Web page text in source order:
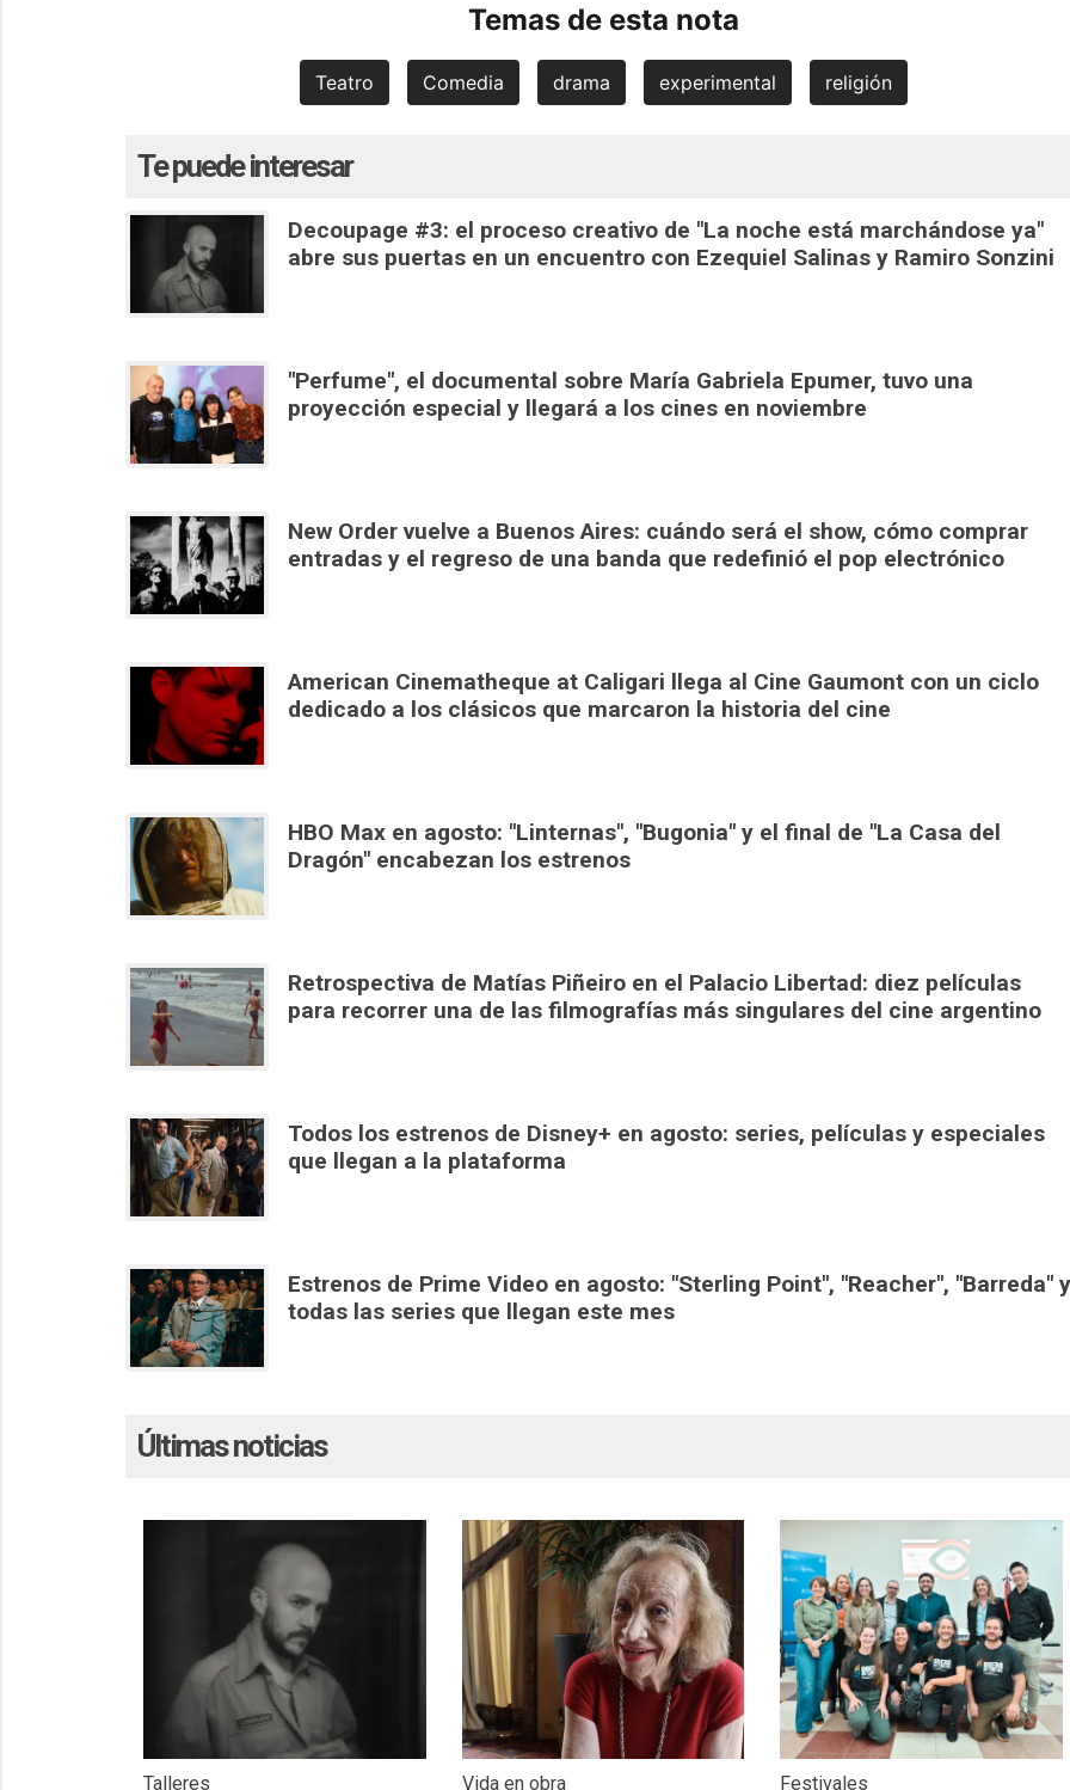
Temas de esta nota
Teatro Comedia drama experimental religión
Te puede interesar
Decoupage #3: el proceso creativo de "La noche está marchándose ya"
abre sus puertas en un encuentro con Ezequiel Salinas y Ramiro Sonzini
"Perfume", el documental sobre María Gabriela Epumer, tuvo una
proyección especial y llegará a los cines en noviembre
New Order vuelve a Buenos Aires: cuándo será el show, cómo comprar
entradas y el regreso de una banda que redefinió el pop electrónico
American Cinematheque at Caligari llega al Cine Gaumont con un ciclo
dedicado a los clásicos que marcaron la historia del cine
HBO Max en agosto: "Linternas", "Bugonia" y el final de "La Casa del
Dragón" encabezan los estrenos
Retrospectiva de Matías Piñeiro en el Palacio Libertad: diez películas
para recorrer una de las filmografías más singulares del cine argentino
Todos los estrenos de Disney+ en agosto: series, películas y especiales
que llegan a la plataforma
Estrenos de Prime Video en agosto: "Sterling Point", "Reacher", "Barreda" y
todas las series que llegan este mes
Últimas noticias
Talleres Vida en obra Festivales